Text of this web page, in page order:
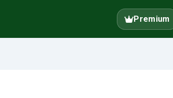
Premium